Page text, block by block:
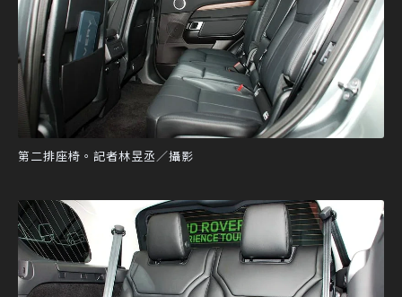
第二排座椅。記者林昱丞／攝影